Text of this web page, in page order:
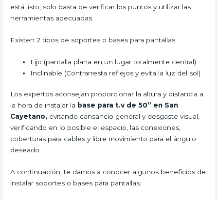
está listo, solo basta de verificar los puntos y utilizar las
herramientas adecuadas.
Existen 2 tipos de soportes o bases para pantallas:
Fijo (pantalla plana en un lugar totalmente central)
Inclinable (Contrarresta reflejos y evita la luz del sol)
Los expertos aconsejan proporcionar la altura y distancia a
la hora de instalar la base para t.v de 50” en San
Cayetano, evitando cansancio general y desgaste visual,
verificando en lo posible el espacio, las conexiones,
coberturas para cables y libre movimiento para el ángulo
deseado.
A continuación, te damos a conocer algunos beneficios de
instalar soportes o bases para pantallas: